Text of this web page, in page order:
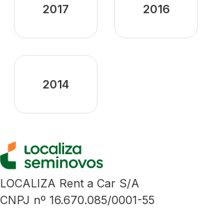
2017 2016
2014
LOCALIZA Rent a Car S/A
CNPJ nº 16.670.085/0001-55